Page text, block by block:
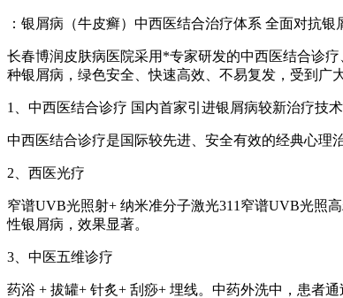
：银屑病（牛皮癣）中西医结合治疗体系 全面对抗银
长春博润皮肤病医院采用*专家研发的中西医结合诊
种银屑病，绿色安全、快速高效、不易复发，受到广
1、中西医结合诊疗 国内首家引进银屑病较新治疗技术
中西医结合诊疗是国际较先进、安全有效的经典心理
2、西医光疗
窄谱UVB光照射+ 纳米准分子激光311窄谱UVB光照
性银屑病，效果显著。
3、中医五维诊疗
药浴 + 拔罐+ 针炙+ 刮痧+ 埋线。中药外洗中，患者